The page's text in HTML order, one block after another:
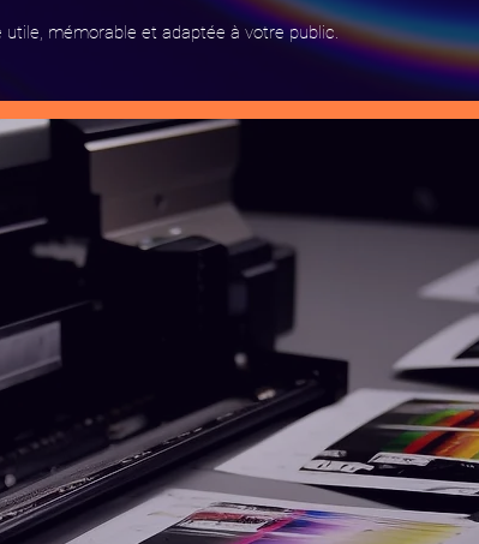
mémorable et adaptée à votre public.